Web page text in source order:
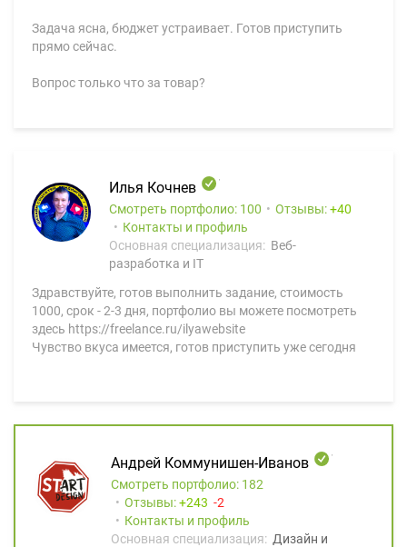
Задача ясна, бюджет устраивает. Готов приступить
прямо сейчас.
Вопрос только что за товар?
Илья Кочнев
Смотреть портфолио: 100 Отзывы:
40
Контакты и профиль
Основная специализация: Веб-
разработка и IT
Здравствуйте, готов выполнить задание, стоимость
1000, срок - 2-3 дня, портфолио вы можете посмотреть
здесь https://freelance.ru/ilyawebsite
Чувство вкуса имеется, готов приступить уже сегодня
Андрей Коммунишен-Иванов
Смотреть портфолио: 182
Отзывы:
243
2
Контакты и профиль
Основная специализация: Дизайн и